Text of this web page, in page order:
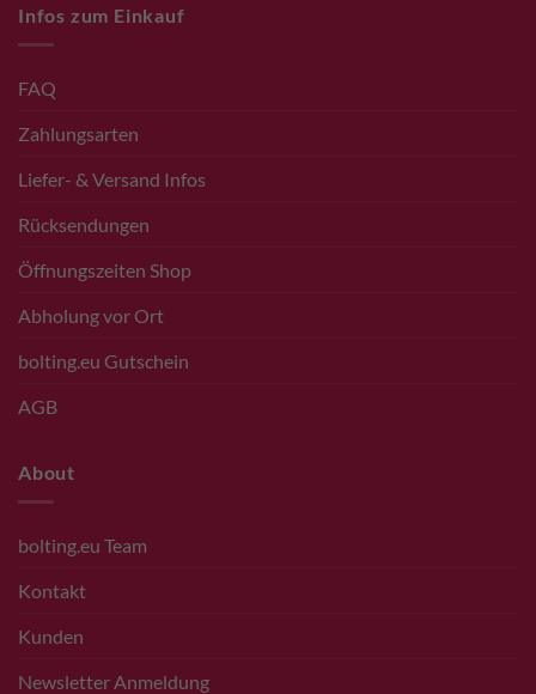
Infos zum Einkauf
FAQ
Zahlungsarten
Liefer- & Versand Infos
Rücksendungen
Öffnungszeiten Shop
Abholung vor Ort
bolting.eu Gutschein
AGB
About
bolting.eu Team
Kontakt
Kunden
Newsletter Anmeldung